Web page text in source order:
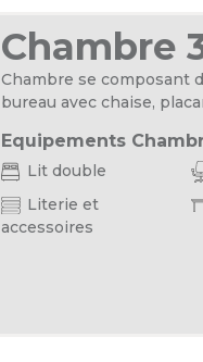
Chambre
Chambre se composant
bureau avec chaise,
Equipements
Lit double
Literie et
accessoires